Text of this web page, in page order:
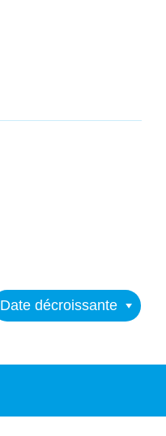
Date décroissante